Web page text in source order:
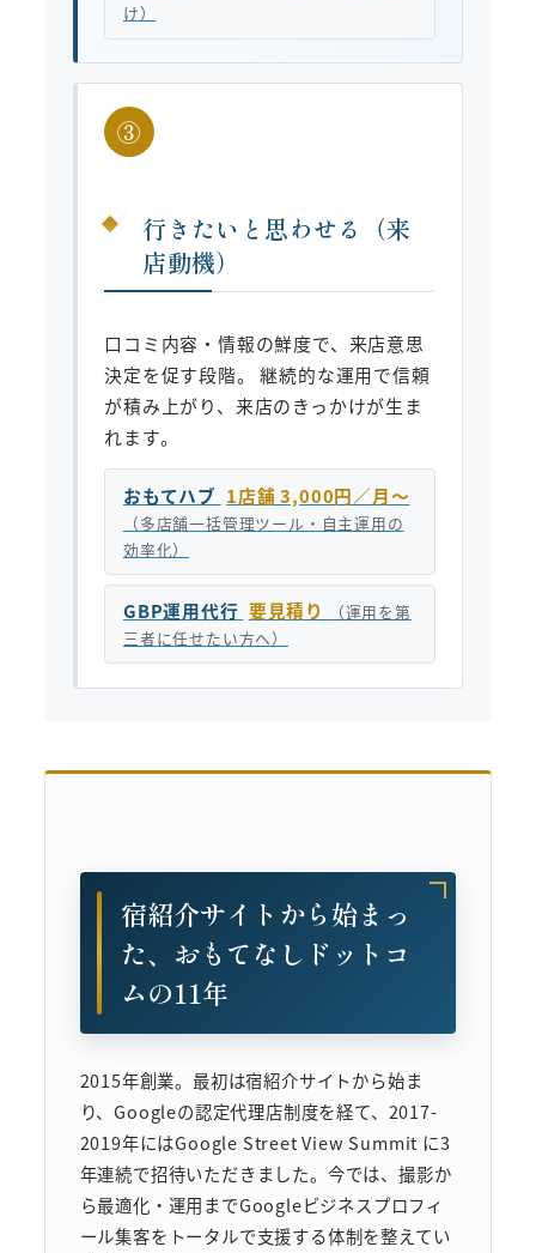
け）
③
行きたいと思わせる（来
店動機）
口コミ内容・情報の鮮度で、来店意思
決定を促す段階。 継続的な運用で信頼
が積み上がり、来店のきっかけが生ま
れます。
おもてハブ 1店舗 3,000円／月〜
（多店舗一括管理ツール・自主運用の
効率化）
GBP運用代行 要見積り
（運用を第
三者に任せたい方へ）
宿紹介サイトから始まっ
た、おもてなしドットコ
ムの11年
2015年創業。最初は宿紹介サイトから始ま
り、Googleの認定代理店制度を経て、2017-
2019年にはGoogle Street View Summit に3
年連続で招待いただきました。今では、撮影か
ら最適化・運用までGoogleビジネスプロフィ
ール集客をトータルで支援する体制を整えてい